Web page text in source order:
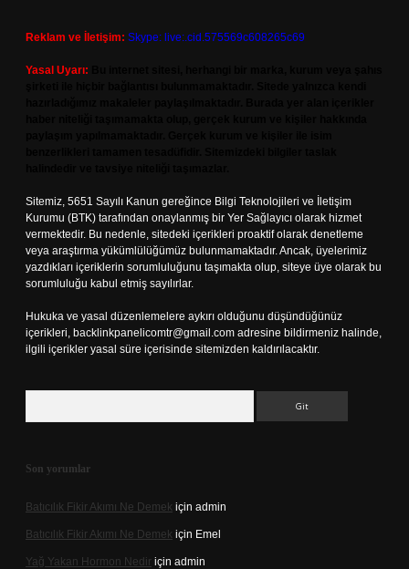
Reklam ve İletişim: Skype: live:.cid.575569c608265c69
Yasal Uyarı:
Sitemiz, 5651 Sayılı Kanun gereğince Bilgi Teknolojileri ve İletişim
Kurumu (BTK) tarafından onaylanmış bir Yer Sağlayıcı olarak hizmet
vermektedir. Bu nedenle, sitedeki içerikleri proaktif olarak denetleme
veya araştırma yükümlülüğümüz bulunmamaktadır. Ancak, üyelerimiz
yazdıkları içeriklerin sorumluluğunu taşımakta olup, siteye üye olarak bu
sorumluluğu kabul etmiş sayılırlar.
Hukuka ve yasal düzenlemelere aykırı olduğunu düşündüğünüz
içerikleri, backlinkpanelicomtr@gmail.com adresine bildirmeniz halinde,
ilgili içerikler yasal süre içerisinde sitemizden kaldırılacaktır.
Son yorumlar
Batıcılık Fikir Akımı Ne Demek için admin
Batıcılık Fikir Akımı Ne Demek için Emel
Yağ Yakan Hormon Nedir için admin